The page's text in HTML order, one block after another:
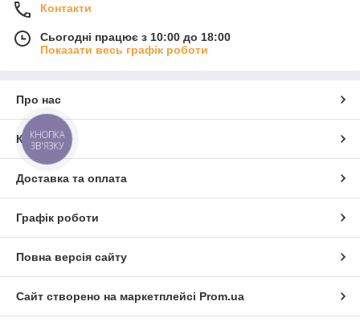
Контакти
Сьогодні працює з 10:00 до 18:00
Показати весь графік роботи
Про нас
Контакти
Доставка та оплата
Графік роботи
Повна версія сайту
Сайт створено на маркетплейсі Prom.ua
КНОПКА
ЗВ'ЯЗКУ